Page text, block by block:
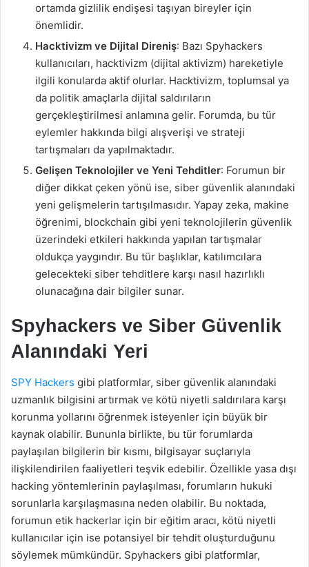
ortamda gizlilik endişesi taşıyan bireyler için
önemlidir.
Hacktivizm ve Dijital Direniş: Bazı Spyhackers
kullanıcıları, hacktivizm (dijital aktivizm) hareketiyle
ilgili konularda aktif olurlar. Hacktivizm, toplumsal ya
da politik amaçlarla dijital saldırıların
gerçekleştirilmesi anlamına gelir. Forumda, bu tür
eylemler hakkında bilgi alışverişi ve strateji
tartışmaları da yapılmaktadır.
Gelişen Teknolojiler ve Yeni Tehditler: Forumun bir
diğer dikkat çeken yönü ise, siber güvenlik alanındaki
yeni gelişmelerin tartışılmasıdır. Yapay zeka, makine
öğrenimi, blockchain gibi yeni teknolojilerin güvenlik
üzerindeki etkileri hakkında yapılan tartışmalar
oldukça yaygındır. Bu tür başlıklar, katılımcılara
gelecekteki siber tehditlere karşı nasıl hazırlıklı
olunacağına dair bilgiler sunar.
Spyhackers ve Siber Güvenlik
Alanındaki Yeri
SPY Hackers gibi platformlar, siber güvenlik alanındaki
uzmanlık bilgisini artırmak ve kötü niyetli saldırılara karşı
korunma yollarını öğrenmek isteyenler için büyük bir
kaynak olabilir. Bununla birlikte, bu tür forumlarda
paylaşılan bilgilerin bir kısmı, bilgisayar suçlarıyla
ilişkilendirilen faaliyetleri teşvik edebilir. Özellikle yasa dışı
hacking yöntemlerinin paylaşılması, forumların hukuki
sorunlarla karşılaşmasına neden olabilir. Bu noktada,
forumun etik hackerlar için bir eğitim aracı, kötü niyetli
kullanıcılar için ise potansiyel bir tehdit oluşturduğunu
söylemek mümkündür. Spyhackers gibi platformlar,